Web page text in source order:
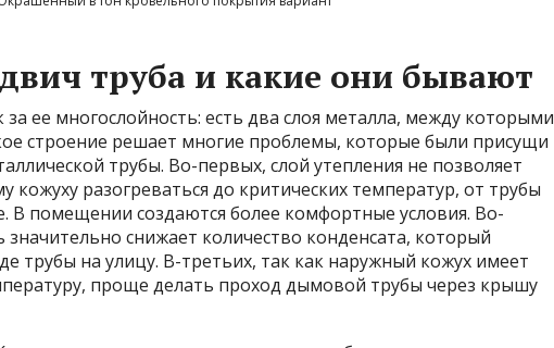
труба и какие они бывают
за ее многослойность: есть два слоя металла, между которыми
строение решает многие проблемы, которые были присущи
трубы. Во-первых, слой утепления не позволяет
кожуху разогреваться до критических температур, от трубы
В помещении создаются более комфортные условия. Во-
снижает количество конденсата, который
трубы на улицу. В-третьих, так как наружный кожух имеет
проще делать проход дымовой трубы через крышу